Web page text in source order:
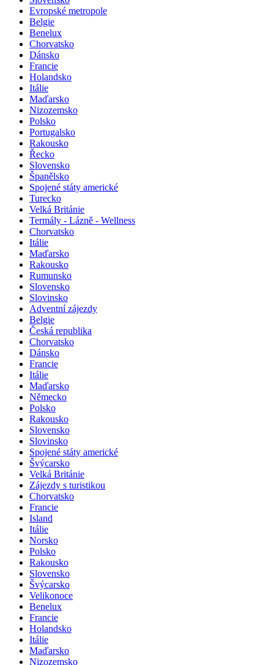
Evropské metropole
Belgie
Benelux
Chorvatsko
Dánsko
Francie
Holandsko
Itálie
Maďarsko
Nizozemsko
Polsko
Portugalsko
Rakousko
Řecko
Slovensko
Španělsko
Spojené státy americké
Turecko
Velká Británie
Termály - Lázně - Wellness
Chorvatsko
Itálie
Maďarsko
Rakousko
Rumunsko
Slovensko
Slovinsko
Adventní zájezdy
Belgie
Česká republika
Chorvatsko
Dánsko
Francie
Itálie
Maďarsko
Německo
Polsko
Rakousko
Slovensko
Slovinsko
Spojené státy americké
Švýcarsko
Velká Británie
Zájezdy s turistikou
Chorvatsko
Francie
Island
Itálie
Norsko
Polsko
Rakousko
Slovensko
Švýcarsko
Velikonoce
Benelux
Francie
Holandsko
Itálie
Maďarsko
Nizozemsko